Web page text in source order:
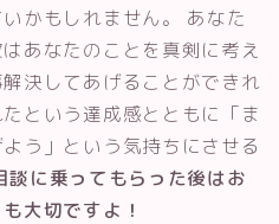
かもしれません。 あなた
あなたのことを真剣に考え
決してあげることができれ
という達成感とともに「ま
う」という気持ちにさせる
談に乗ってもらった後はお
大切ですよ！